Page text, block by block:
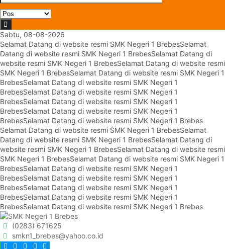
Sabtu, 08-08-2026
Selamat Datang di website resmi SMK Negeri 1 BrebesSelamat
Datang di website resmi SMK Negeri 1 BrebesSelamat Datang di
website resmi SMK Negeri 1 BrebesSelamat Datang di website resmi
SMK Negeri 1 BrebesSelamat Datang di website resmi SMK Negeri 1
BrebesSelamat Datang di website resmi SMK Negeri 1
BrebesSelamat Datang di website resmi SMK Negeri 1
BrebesSelamat Datang di website resmi SMK Negeri 1
BrebesSelamat Datang di website resmi SMK Negeri 1
BrebesSelamat Datang di website resmi SMK Negeri 1 Brebes
Selamat Datang di website resmi SMK Negeri 1 BrebesSelamat
Datang di website resmi SMK Negeri 1 BrebesSelamat Datang di
website resmi SMK Negeri 1 BrebesSelamat Datang di website resmi
SMK Negeri 1 BrebesSelamat Datang di website resmi SMK Negeri 1
BrebesSelamat Datang di website resmi SMK Negeri 1
BrebesSelamat Datang di website resmi SMK Negeri 1
BrebesSelamat Datang di website resmi SMK Negeri 1
BrebesSelamat Datang di website resmi SMK Negeri 1
BrebesSelamat Datang di website resmi SMK Negeri 1 Brebes
(0283) 671625
smkn1_brebes@yahoo.co.id